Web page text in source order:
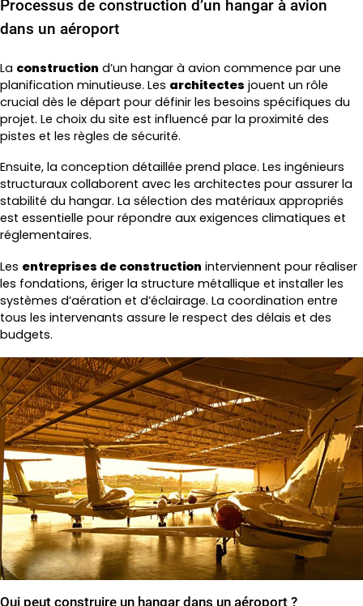
Processus de construction d’un hangar à avion
dans un aéroport
La construction d’un hangar à avion commence par une
planification minutieuse. Les architectes jouent un rôle
crucial dès le départ pour définir les besoins spécifiques du
projet. Le choix du site est influencé par la proximité des
pistes et les règles de sécurité.
Ensuite, la conception détaillée prend place. Les ingénieurs
structuraux collaborent avec les architectes pour assurer la
stabilité du hangar. La sélection des matériaux appropriés
est essentielle pour répondre aux exigences climatiques et
réglementaires.
Les entreprises de construction interviennent pour réaliser
les fondations, ériger la structure métallique et installer les
systèmes d’aération et d’éclairage. La coordination entre
tous les intervenants assure le respect des délais et des
budgets.
Qui peut construire un hangar dans un aéroport ?